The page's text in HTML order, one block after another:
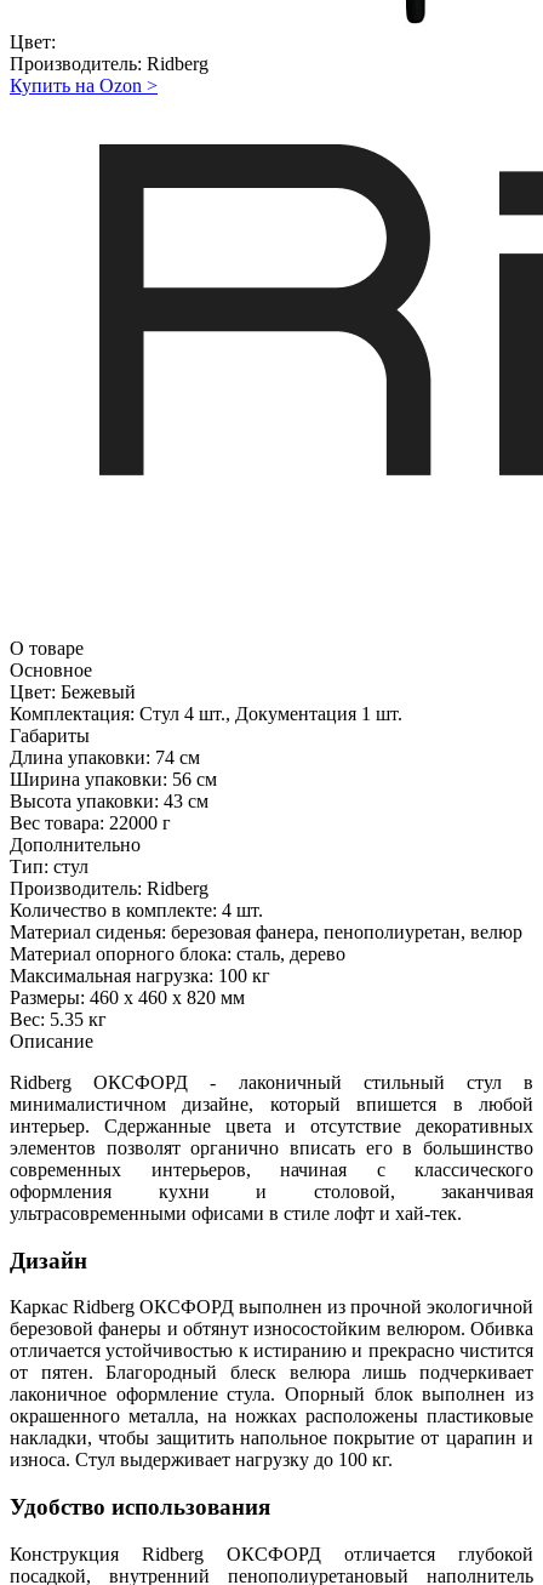
Цвет:
Производитель: Ridberg
Купить на Ozon >
О товаре
Основное
Цвет: Бежевый
Комплектация: Стул 4 шт., Документация 1 шт.
Габариты
Длина упаковки: 74 см
Ширина упаковки: 56 см
Высота упаковки: 43 см
Вес товара: 22000 г
Дополнительно
Тип: стул
Производитель: Ridberg
Количество в комплекте: 4 шт.
Материал сиденья: березовая фанера, пенополиуретан, велюр
Материал опорного блока: сталь, дерево
Максимальная нагрузка: 100 кг
Размеры: 460 x 460 x 820 мм
Вес: 5.35 кг
Описание
Ridberg ОКСФОРД - лаконичный стильный стул в
минималистичном дизайне, который впишется в любой
интерьер. Сдержанные цвета и отсутствие декоративных
элементов позволят органично вписать его в большинство
современных интерьеров, начиная с классического
оформления кухни и столовой, заканчивая
ультрасовременными офисами в стиле лофт и хай-тек.
Дизайн
Каркас Ridberg ОКСФОРД выполнен из прочной экологичной
березовой фанеры и обтянут износостойким велюром. Обивка
отличается устойчивостью к истиранию и прекрасно чистится
от пятен. Благородный блеск велюра лишь подчеркивает
лаконичное оформление стула. Опорный блок выполнен из
окрашенного металла, на ножках расположены пластиковые
накладки, чтобы защитить напольное покрытие от царапин и
износа. Стул выдерживает нагрузку до 100 кг.
Удобство использования
Конструкция Ridberg ОКСФОРД отличается глубокой
посадкой, внутренний пенополиуретановый наполнитель